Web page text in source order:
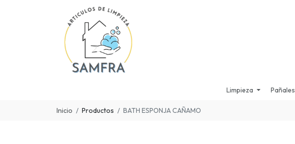
Limpieza Pañales
Inicio Productos BATH ESPONJA CAÑAMO